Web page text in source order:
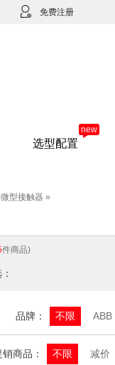
免费注册
选型配置
new
型接触器 »
件商品)
品牌： 不限 ABB
销商品： 不限 减价